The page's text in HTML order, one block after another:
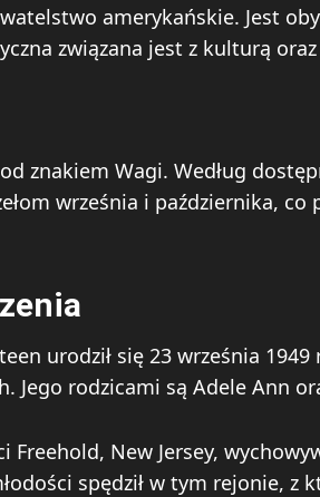
amerykańskie. Jest
związana jest z kulturą
znakiem Wagi. Według
września i października,
urodził się 23 września
Jego rodzicami są Adele Ann
Freehold, New Jersey,
spędził w tym rejonie, z